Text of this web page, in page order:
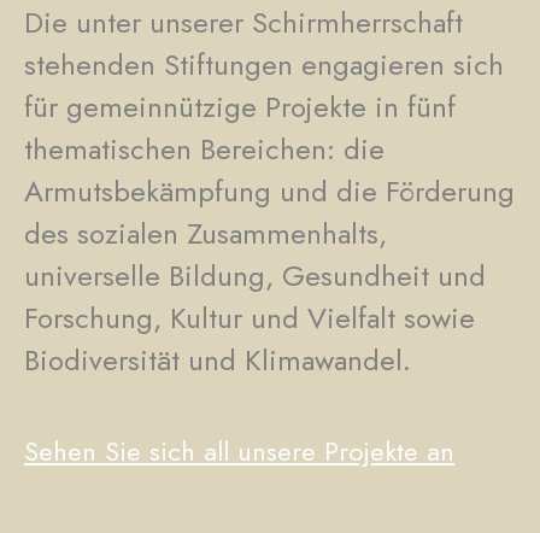
Die unter unserer Schirmherrschaft
stehenden Stiftungen engagieren sich
für gemeinnützige Projekte in fünf
thematischen Bereichen: die
Armutsbekämpfung und die Förderung
des sozialen Zusammenhalts,
universelle Bildung, Gesundheit und
Forschung, Kultur und Vielfalt sowie
Biodiversität und Klimawandel.
Sehen Sie sich all unsere Projekte an